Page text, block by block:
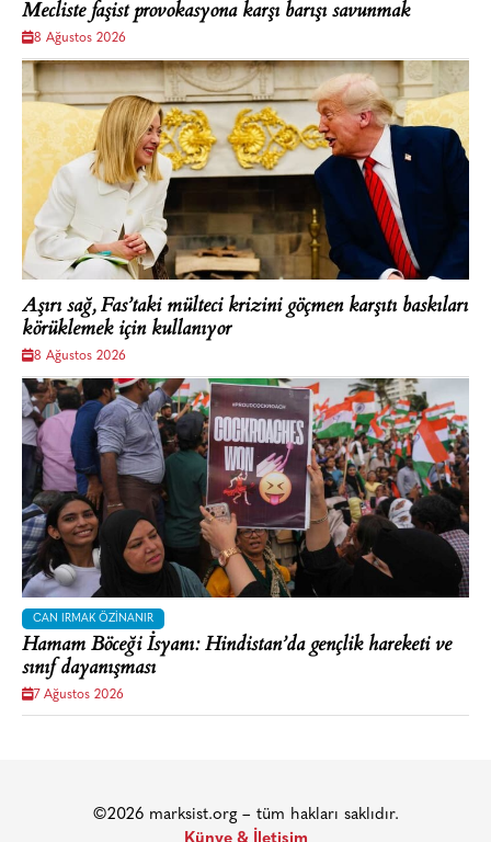
Mecliste faşist provokasyona karşı barışı savunmak
8 Ağustos 2026
Aşırı sağ, Fas’taki mülteci krizini göçmen karşıtı baskıları
körüklemek için kullanıyor
8 Ağustos 2026
CAN IRMAK ÖZINANIR
Hamam Böceği İsyanı: Hindistan’da gençlik hareketi ve
sınıf dayanışması
7 Ağustos 2026
©2026 marksist.org – tüm hakları saklıdır.